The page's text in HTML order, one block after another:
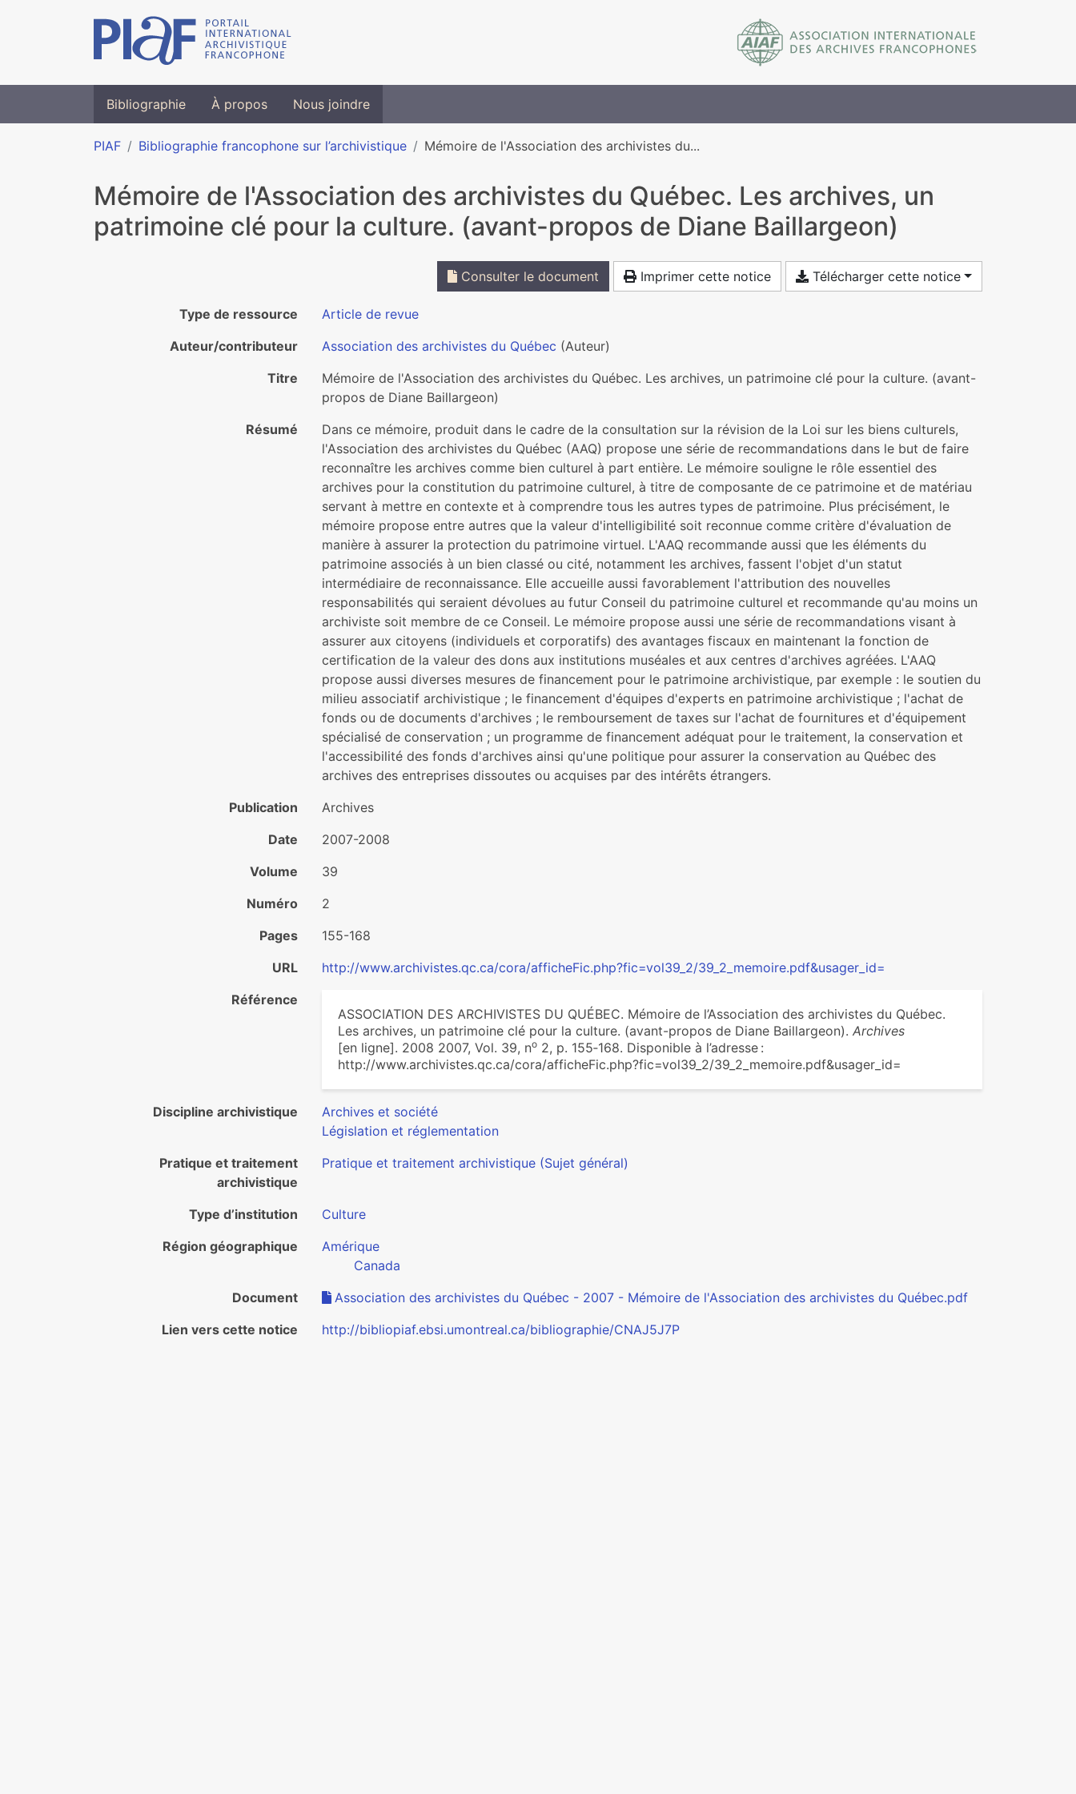
Bibliographie À propos Nous joindre
PIAF Bibliographie francophone sur l’archivistique Mémoire de l'Association des archivistes du...
Mémoire de l'Association des archivistes du Québec. Les archives, un
patrimoine clé pour la culture. (avant-propos de Diane Baillargeon)
Consulter le document Imprimer cette notice Télécharger cette notice
Type de ressource
Article de revue
Auteur/contributeur
Association des archivistes du Québec (Auteur)
Titre
Mémoire de l'Association des archivistes du Québec. Les archives, un patrimoine clé pour la culture. (avant-
propos de Diane Baillargeon)
Résumé
Dans ce mémoire, produit dans le cadre de la consultation sur la révision de la Loi sur les biens culturels,
l'Association des archivistes du Québec (AAQ) propose une série de recommandations dans le but de faire
reconnaître les archives comme bien culturel à part entière. Le mémoire souligne le rôle essentiel des
archives pour la constitution du patrimoine culturel, à titre de composante de ce patrimoine et de matériau
servant à mettre en contexte et à comprendre tous les autres types de patrimoine. Plus précisément, le
mémoire propose entre autres que la valeur d'intelligibilité soit reconnue comme critère d'évaluation de
manière à assurer la protection du patrimoine virtuel. L'AAQ recommande aussi que les éléments du
patrimoine associés à un bien classé ou cité, notamment les archives, fassent l'objet d'un statut
intermédiaire de reconnaissance. Elle accueille aussi favorablement l'attribution des nouvelles
responsabilités qui seraient dévolues au futur Conseil du patrimoine culturel et recommande qu'au moins un
archiviste soit membre de ce Conseil. Le mémoire propose aussi une série de recommandations visant à
assurer aux citoyens (individuels et corporatifs) des avantages fiscaux en maintenant la fonction de
certification de la valeur des dons aux institutions muséales et aux centres d'archives agréées. L'AAQ
propose aussi diverses mesures de financement pour le patrimoine archivistique, par exemple : le soutien du
milieu associatif archivistique ; le financement d'équipes d'experts en patrimoine archivistique ; l'achat de
fonds ou de documents d'archives ; le remboursement de taxes sur l'achat de fournitures et d'équipement
spécialisé de conservation ; un programme de financement adéquat pour le traitement, la conservation et
l'accessibilité des fonds d'archives ainsi qu'une politique pour assurer la conservation au Québec des
archives des entreprises dissoutes ou acquises par des intérêts étrangers.
Publication
Archives
Date
2007-2008
Volume
39
Numéro
2
Pages
155-168
URL
http://www.archivistes.qc.ca/cora/afficheFic.php?fic=vol39_2/39_2_memoire.pdf&usager_id=
Référence
ASSOCIATION DES ARCHIVISTES DU QUÉBEC. Mémoire de l’Association des archivistes du Québec.
Les archives, un patrimoine clé pour la culture. (avant-propos de Diane Baillargeon). Archives
[en ligne]. 2008 2007, Vol. 39, no 2, p. 155‑168. Disponible à l’adresse :
http://www.archivistes.qc.ca/cora/afficheFic.php?fic=vol39_2/39_2_memoire.pdf&usager_id=
Discipline archivistique
Archives et société
Législation et réglementation
Pratique et traitement
archivistique
Pratique et traitement archivistique (Sujet général)
Type d’institution
Culture
Région géographique
Amérique
Canada
Document
Association des archivistes du Québec - 2007 - Mémoire de l'Association des archivistes du Québec.pdf
Lien vers cette notice
http://bibliopiaf.ebsi.umontreal.ca/bibliographie/CNAJ5J7P